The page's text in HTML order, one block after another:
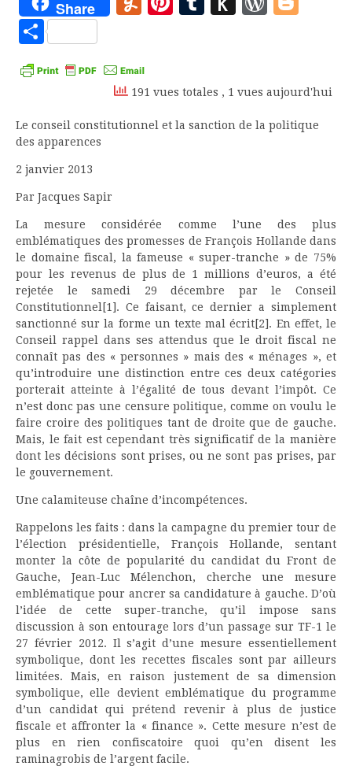
Share
Partager
191 vues totales , 1 vues aujourd'hui
Le conseil constitutionnel et la sanction de la politique
des apparences
2 janvier 2013
Par Jacques Sapir
La mesure considérée comme l’une des plus
emblématiques des promesses de François Hollande dans
le domaine fiscal, la fameuse « super-tranche » de 75%
pour les revenus de plus de 1 millions d’euros, a été
rejetée le samedi 29 décembre par le Conseil
Constitutionnel[1]. Ce faisant, ce dernier a simplement
sanctionné sur la forme un texte mal écrit[2]. En effet, le
Conseil rappel dans ses attendus que le droit fiscal ne
connaît pas des « personnes » mais des « ménages », et
qu’introduire une distinction entre ces deux catégories
porterait atteinte à l’égalité de tous devant l’impôt. Ce
n’est donc pas une censure politique, comme on voulu le
faire croire des politiques tant de droite que de gauche.
Mais, le fait est cependant très significatif de la manière
dont les décisions sont prises, ou ne sont pas prises, par
le gouvernement.
Une calamiteuse chaîne d’incompétences.
Rappelons les faits : dans la campagne du premier tour de
l’élection présidentielle, François Hollande, sentant
monter la côte de popularité du candidat du Front de
Gauche, Jean-Luc Mélenchon, cherche une mesure
emblématique pour ancrer sa candidature à gauche. D’où
l’idée de cette super-tranche, qu’il impose sans
discussion à son entourage lors d’un passage sur TF-1 le
27 février 2012. Il s’agit d’une mesure essentiellement
symbolique, dont les recettes fiscales sont par ailleurs
limitées. Mais, en raison justement de sa dimension
symbolique, elle devient emblématique du programme
d’un candidat qui prétend revenir à plus de justice
fiscale et affronter la « finance ». Cette mesure n’est de
plus en rien confiscatoire quoi qu’en disent les
raminagrobis de l’argent facile.